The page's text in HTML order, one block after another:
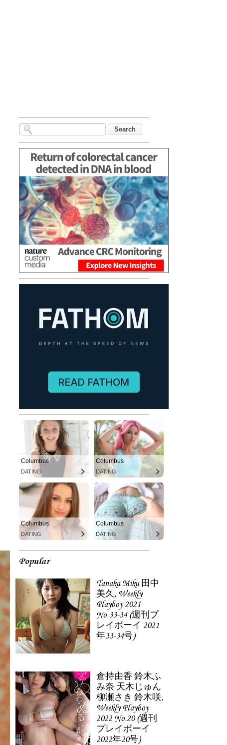
Columbus
DATING
Columbus
DATING
Columbus
DATING
Columbus
DATING
Popular
Tanaka Miku 田中
美久, Weekly
Playboy 2021
No.33-34 (週刊プ
レイボーイ 2021
年33-34号)
倉持由香 鈴木ふ
み奈 天木じゅん
柳瀬さき 鈴木咲,
Weekly Playboy
2022 No.20 (週刊
プレイボーイ
2022年20号)